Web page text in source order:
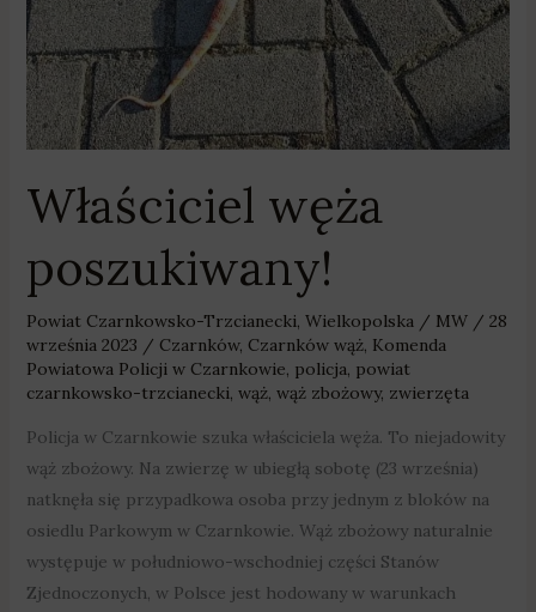
Właściciel węża
poszukiwany!
Powiat Czarnkowsko-Trzcianecki, Wielkopolska/ MW / 28
września 2023 / Czarnków, Czarnków wąż, Komenda
Powiatowa Policji w Czarnkowie, policja, powiat
czarnkowsko-trzcianecki, wąż, wąż zbożowy, zwierzęta
Policja w Czarnkowie szuka właściciela węża. To niejadowity
wąż zbożowy. Na zwierzę w ubiegłą sobotę (23 września)
natknęła się przypadkowa osoba przy jednym z bloków na
osiedlu Parkowym w Czarnkowie. Wąż zbożowy naturalnie
występuje w południowo-wschodniej części Stanów
Zjednoczonych, w Polsce jest hodowany w warunkach